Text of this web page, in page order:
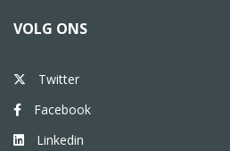
VOLG ONS
Twitter
Facebook
Linkedin